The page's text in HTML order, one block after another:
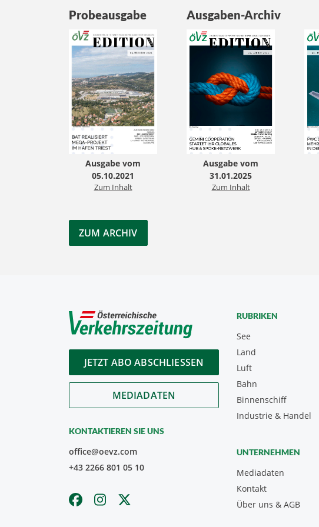
Probeausgabe
Ausgabe vom
05.10.2021
Zum Inhalt
Ausgaben-Archiv
Ausgabe vom
31.01.2025
Zum Inhalt
ZUM ARCHIV
JETZT ABO ABSCHLIESSEN
MEDIADATEN
KONTAKTIEREN SIE UNS
office@oevz.com
+43 2266 801 05 10
RUBRIKEN
See
Land
Luft
Bahn
Binnenschiff
Industrie & Handel
UNTERNEHMEN
Mediadaten
Kontakt
Über uns & AGB